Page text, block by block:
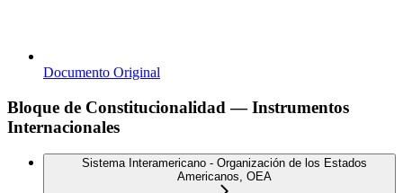
Documento Original
Bloque de Constitucionalidad — Instrumentos
Internacionales
Sistema Interamericano - Organización de los Estados
Americanos, OEA